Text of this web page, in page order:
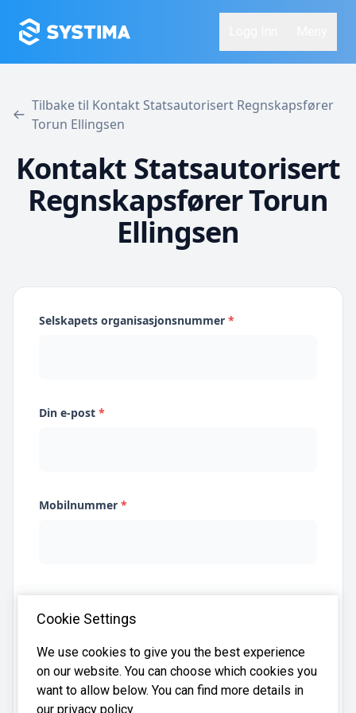
Tilbake til Kontakt Statsautorisert Regnskapsfører
Torun Ellingsen
Kontakt Statsautorisert
Regnskapsfører Torun
Ellingsen
Selskapets organisasjonsnummer *
Din e-post *
Mobilnummer *
opplysningene mine og dele dem med relevante
regnskapsfører
Cookie Settings
We use cookies to give you the best experience
on our website. You can choose which cookies you
want to allow below. You can find more details in
our privacy policy.